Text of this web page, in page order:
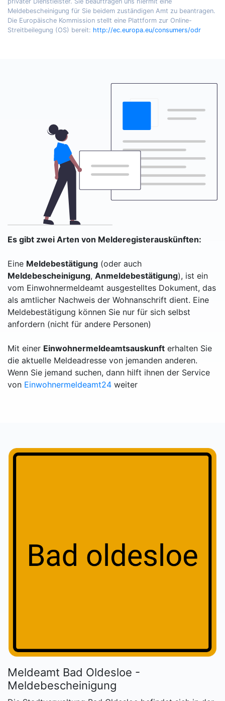
Meldebescheinigung für Sie beidem zuständigen Amt zu beantragen.
Die Europäische Kommission stellt eine Plattform zur Online-
Streitbeilegung (OS) bereit: http://ec.europa.eu/consumers/odr
Es gibt zwei Arten von Melderegisterauskünften:
Eine Meldebestätigung (oder auch
Meldebescheinigung, Anmeldebestätigung), ist ein
vom Einwohnermeldeamt ausgestelltes Dokument, das
als amtlicher Nachweis der Wohnanschrift dient. Eine
Meldebestätigung können Sie nur für sich selbst
anfordern (nicht für andere Personen)
Mit einer Einwohnermeldeamtsauskunft erhalten Sie
die aktuelle Meldeadresse von jemanden anderen.
Wenn Sie jemand suchen, dann hilft ihnen der Service
von Einwohnermeldeamt24 weiter
Meldeamt Bad Oldesloe -
Meldebescheinigung